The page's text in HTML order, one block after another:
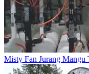
Misty Fan Jurang Mangu